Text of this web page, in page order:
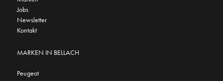
Jobs
Newsletter
Kontakt
MARKEN IN BELLACH
Peugeot